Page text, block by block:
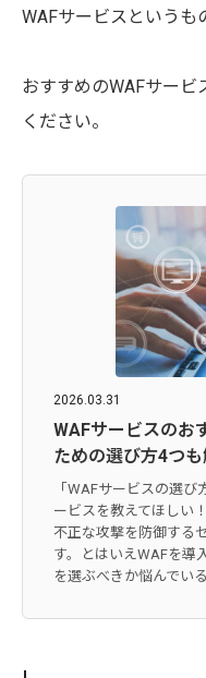
WAFサービスというも
おすすめのWAFサー
ください。
2026.03.31
WAFサービスのお
ための選び方4つ
「WAFサービスの選
ービスを教えてほしい
不正な攻撃を防御する
す。とはいえWAFを導
を選ぶべきか悩んでい